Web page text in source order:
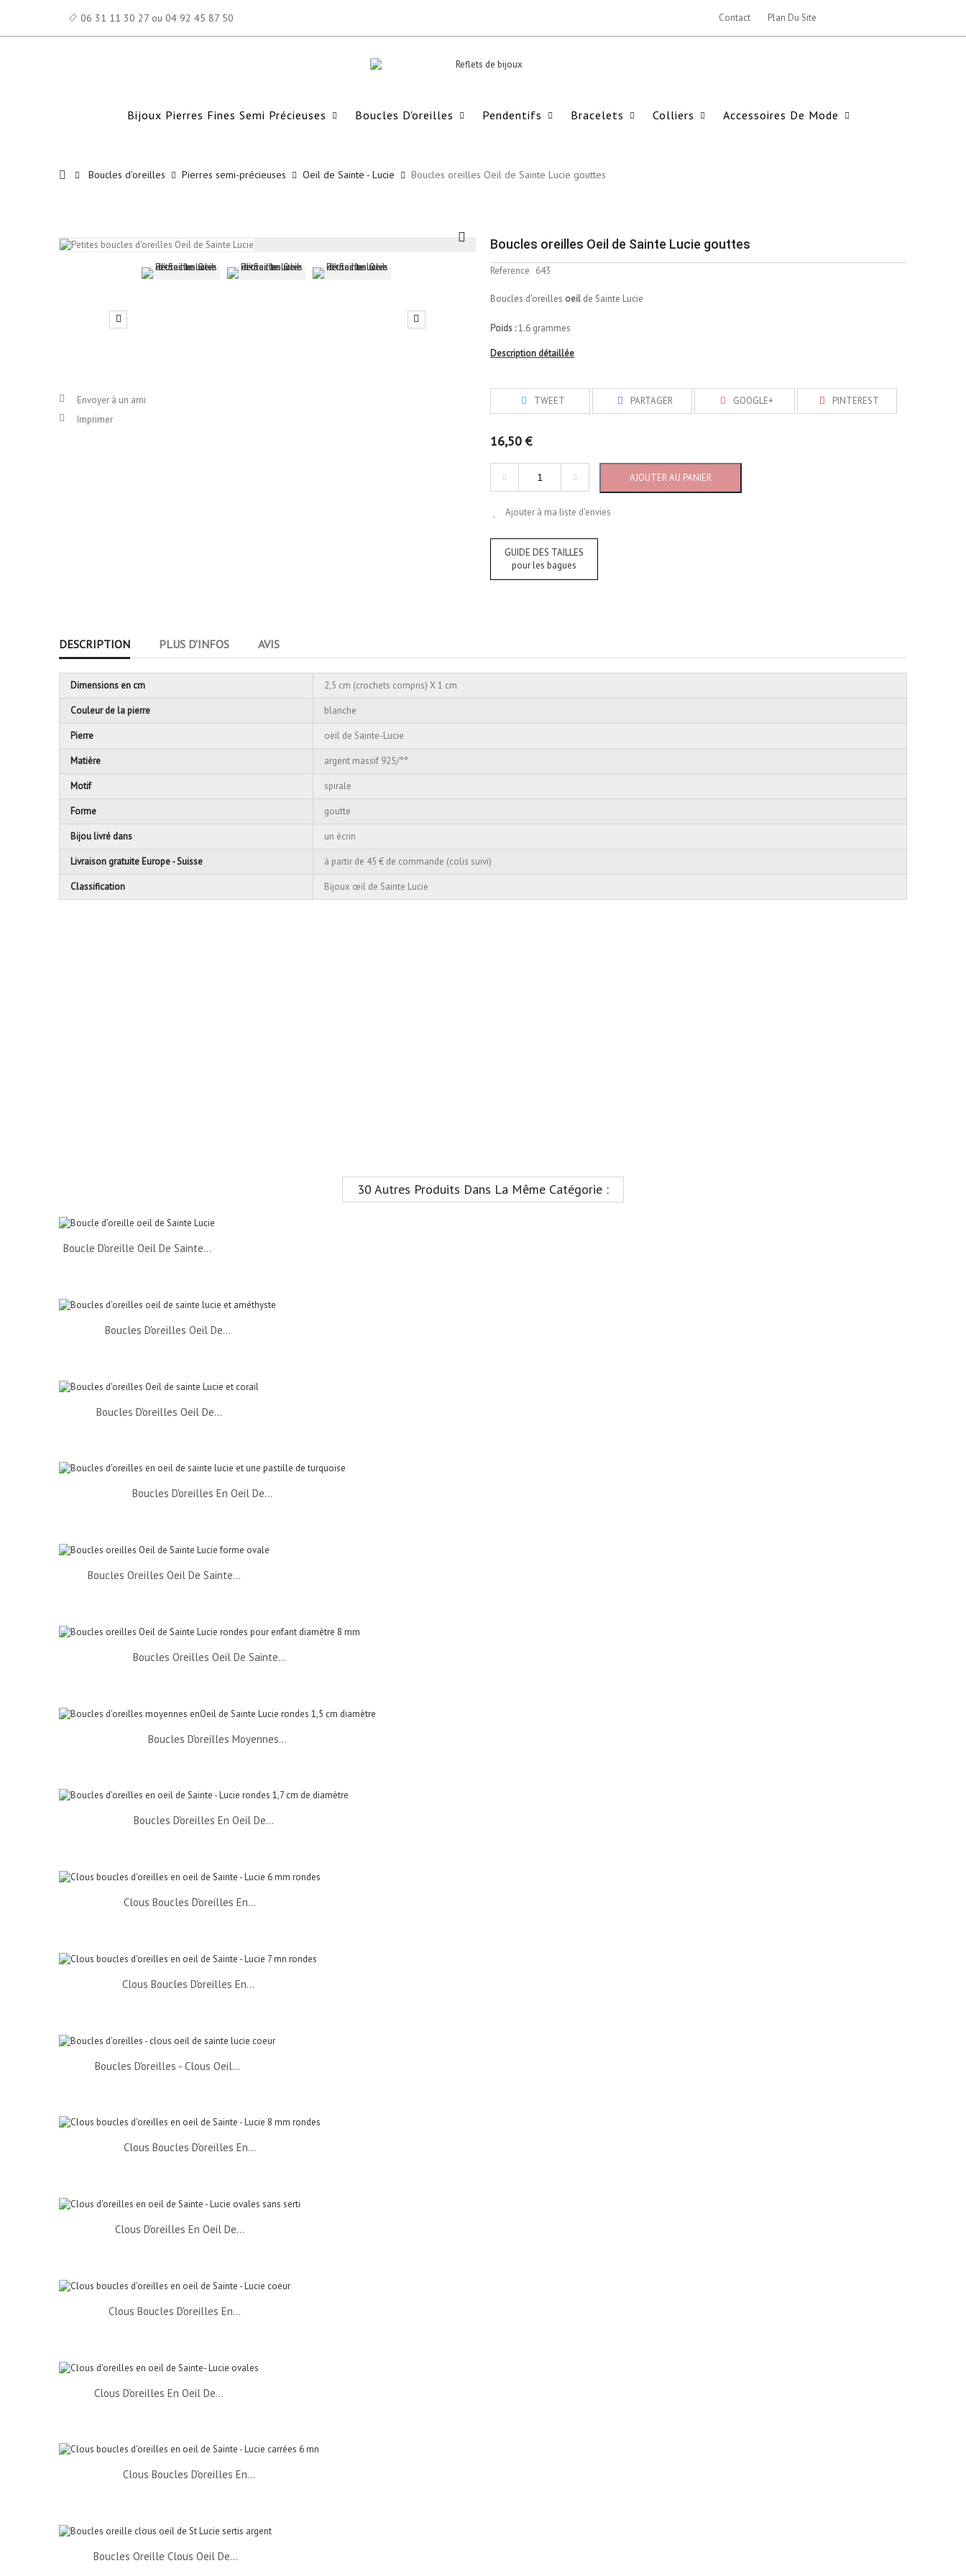
06 31 11 30 27 ou 04 92 45 87 50 Contact Plan Du Site
Bijoux Pierres Fines Semi Précieuses Boucles D'oreilles Pendentifs Bracelets Colliers Accessoires De Mode
Boucles d'oreilles Pierres semi-précieuses Oeil de Sainte - Lucie Boucles oreilles Oeil de Sainte Lucie gouttes
Envoyer à un ami
Imprimer
Boucles oreilles Oeil de Sainte Lucie gouttes
Reference 643
Boucles d'oreilles oeil de Sainte Lucie
Poids :1.6 grammes
Description détaillée
TWEET PARTAGER GOOGLE+ PINTEREST
16,50 €
AJOUTER AU PANIER
Ajouter à ma liste d'envies
GUIDE DES TAILLES
pour les bagues
DESCRIPTION PLUS D'INFOS AVIS
Dimensions en cm 2,5 cm (crochets compris) X 1 cm
Couleur de la pierre blanche
Pierre oeil de Sainte-Lucie
Matière argent massif 925/°°
Motif spirale
Forme goutte
Bijou livré dans un écrin
Livraison gratuite Europe - Suisse à partir de 45 € de commande (colis suivi)
Classification Bijoux œil de Sainte Lucie
30 Autres Produits Dans La Même Catégorie :
Boucle D'oreille Oeil De Sainte...
Boucles D'oreilles Oeil De...
Boucles D'oreilles Oeil De...
Boucles D'oreilles En Oeil De...
Boucles Oreilles Oeil De Sainte...
Boucles Oreilles Oeil De Sainte...
Boucles D'oreilles Moyennes...
Boucles D'oreilles En Oeil De...
Clous Boucles D'oreilles En...
Clous Boucles D'oreilles En...
Boucles D'oreilles - Clous Oeil...
Clous Boucles D'oreilles En...
Clous D'oreilles En Oeil De...
Clous Boucles D'oreilles En...
Clous D'oreilles En Oeil De...
Clous Boucles D'oreilles En...
Boucles Oreille Clous Oeil De...